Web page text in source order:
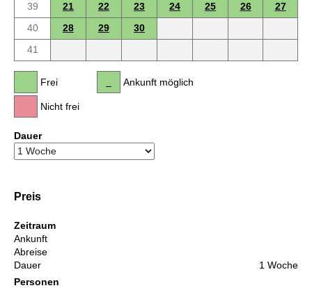
39
21 22 23 24 25 26
27
40
28 29
30
41
Frei
Nicht frei
Ankunft möglich
Dauer
Preis
Zeitraum
Ankunft
Abreise
Dauer
1 Woche
Personen